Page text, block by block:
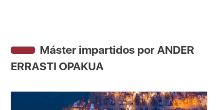
Máster impartidos por ANDER
ERRASTI OPAKUA